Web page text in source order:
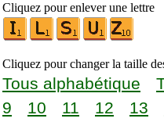
Cliquez pour enlever une lettre
Cliquez pour changer la taille
Tous alphabétique
9
10 11 12 13